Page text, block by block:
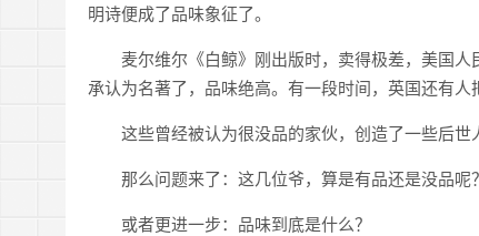
明诗便成了品味象征了。
麦尔维尔《白鲸》刚出版时，卖得极差，美国
承认为名著了，品味绝高。有一段时间，英国还有
这些曾经被认为很没品的家伙，创造了一些后世
那么问题来了：这几位爷，算是有品还是没品呢？
或者更进一步：品味到底是什么？